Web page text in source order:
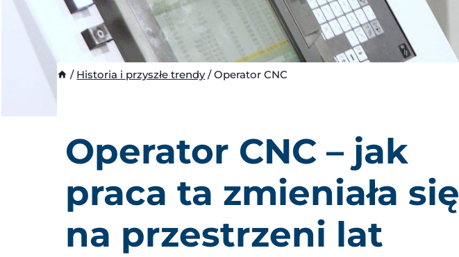
/ Historia i przyszłe trendy / Operator CNC
Operator CNC – jak
praca ta zmieniała się
na przestrzeni lat